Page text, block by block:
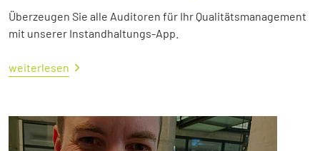
Überzeugen Sie alle Auditoren für Ihr Qualitätsmanagement
mit unserer Instandhaltungs-App.
weiterlesen